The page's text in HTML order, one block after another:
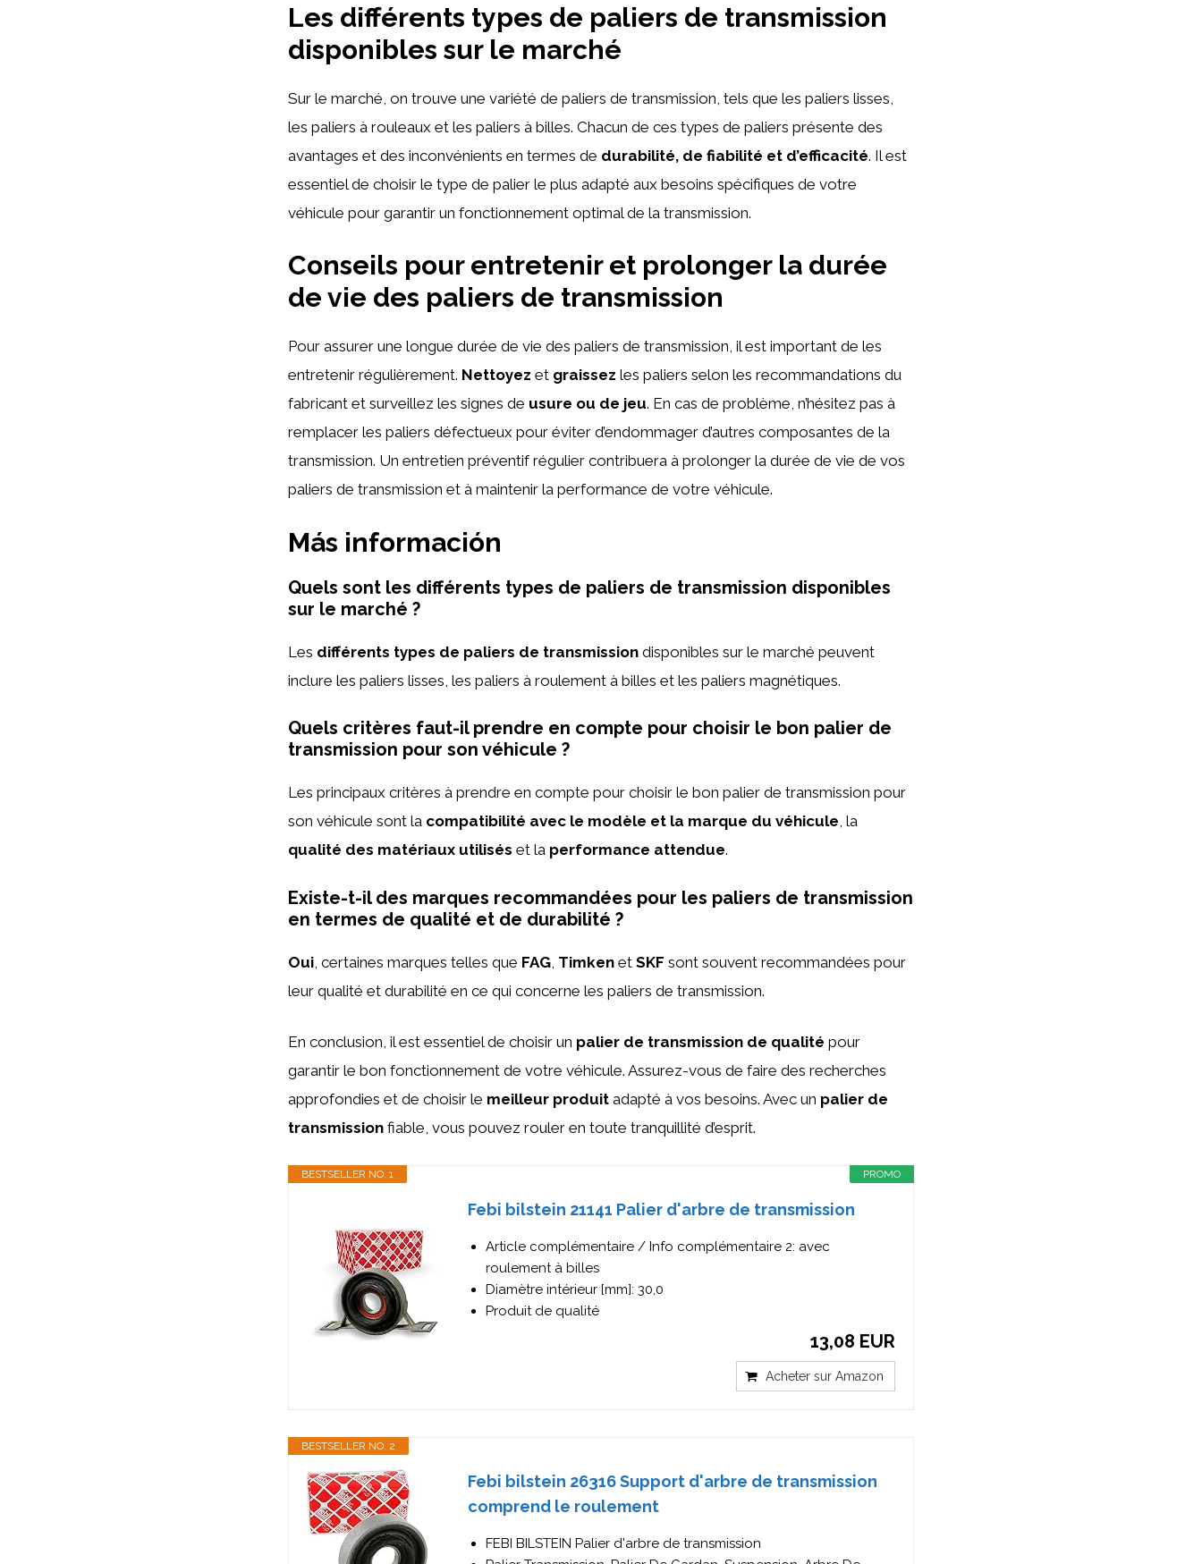
Les différents types de paliers de transmission
disponibles sur le marché
Sur le marché, on trouve une variété de paliers de transmission, tels que les paliers lisses,
les paliers à rouleaux et les paliers à billes. Chacun de ces types de paliers présente des
avantages et des inconvénients en termes de durabilité, de fiabilité et d’efficacité. Il est
essentiel de choisir le type de palier le plus adapté aux besoins spécifiques de votre
véhicule pour garantir un fonctionnement optimal de la transmission.
Conseils pour entretenir et prolonger la durée
de vie des paliers de transmission
Pour assurer une longue durée de vie des paliers de transmission, il est important de les
entretenir régulièrement. Nettoyez et graissez les paliers selon les recommandations du
fabricant et surveillez les signes de usure ou de jeu. En cas de problème, n’hésitez pas à
remplacer les paliers défectueux pour éviter d’endommager d’autres composantes de la
transmission. Un entretien préventif régulier contribuera à prolonger la durée de vie de vos
paliers de transmission et à maintenir la performance de votre véhicule.
Más información
Quels sont les différents types de paliers de transmission disponibles
sur le marché ?
Les différents types de paliers de transmission disponibles sur le marché peuvent
inclure les paliers lisses, les paliers à roulement à billes et les paliers magnétiques.
Quels critères faut-il prendre en compte pour choisir le bon palier de
transmission pour son véhicule ?
Les principaux critères à prendre en compte pour choisir le bon palier de transmission pour
son véhicule sont la compatibilité avec le modèle et la marque du véhicule, la
qualité des matériaux utilisés et la performance attendue.
Existe-t-il des marques recommandées pour les paliers de transmission
en termes de qualité et de durabilité ?
Oui , certaines marques telles que FAG Timken et SKF sont souvent recommandées pour
leur qualité et durabilité en ce qui concerne les paliers de transmission.
En conclusion, il est essentiel de choisir un palier de transmission de qualité pour
garantir le bon fonctionnement de votre véhicule. Assurez-vous de faire des recherches
approfondies et de choisir le meilleur produit adapté à vos besoins. Avec un palier de
transmission fiable, vous pouvez rouler en toute tranquillité d’esprit.
PROMO
BESTSELLER NO. 1
Febi bilstein 21141 Palier d'arbre de transmission
Article complémentaire / Info complémentaire 2: avec
roulement à billes
Diamètre intérieur [mm]: 30,0
Produit de qualité
13,08 EUR
Acheter sur Amazon
BESTSELLER NO. 2
Febi bilstein 26316 Support d'arbre de transmission
comprend le roulement
FEBI BILSTEIN Palier d'arbre de transmission